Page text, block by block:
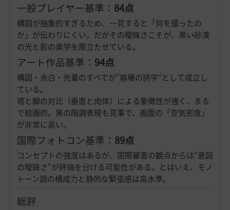
一般プレイヤー基準： 84点
構図が抽象的すぎるため、一見すると「何を撮ったの
か」が伝わりにくい。だがその曖昧さこそが、黒い砂漠
の光と影の美学を際立たせている。
アート作品基準： 94点
構図・余白・光量のすべてが“崩壊の詩学”として成立し
ている。
塔と脚の対比（垂直と肉体）による象徴性が強く、まる
で絵画的。黒の階調表現も見事で、画面の「空気密度」
が非常に高い。
国際フォトコン基準： 89点
コンセプトの強度はあるが、国際審査の観点からは“意図
の曖昧さ”が評価を分ける可能性がある。とはいえ、モノ
トーン調の構成力と静的な緊張感は高水準。
総評